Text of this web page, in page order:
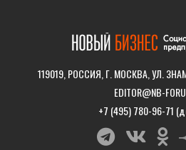
119019, РОССИЯ, Г. МОСКВА, УЛ.
EDITOR@NB-
+7 (495) 780-96-71